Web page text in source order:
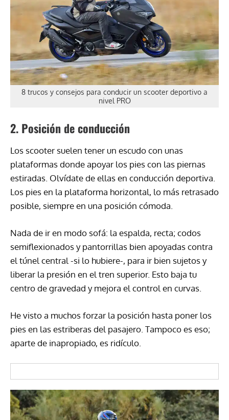
8 trucos y consejos para conducir un scooter deportivo a
nivel PRO
2. Posición de conducción
Los scooter suelen tener un escudo con unas
plataformas donde apoyar los pies con las piernas
estiradas. Olvídate de ellas en conducción deportiva.
Los pies en la plataforma horizontal, lo más retrasado
posible, siempre en una posición cómoda.
Nada de ir en modo sofá: la espalda, recta; codos
semiflexionados y pantorrillas bien apoyadas contra
el túnel central -si lo hubiere-, para ir bien sujetos y
liberar la presión en el tren superior. Esto baja tu
centro de gravedad y mejora el control en curvas.
He visto a muchos forzar la posición hasta poner los
pies en las estriberas del pasajero. Tampoco es eso;
aparte de inapropiado, es ridículo.